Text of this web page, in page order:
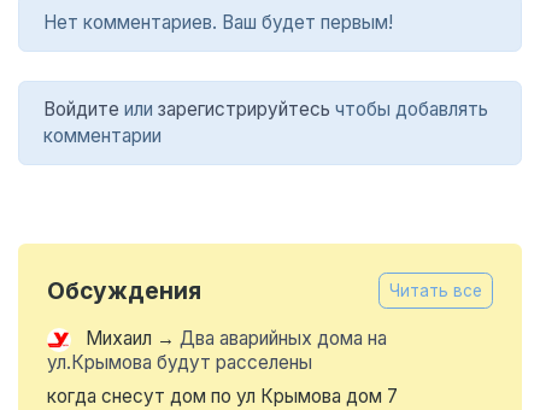
Нет комментариев. Ваш будет первым!
Войдите или зарегистрируйтесь чтобы добавлять
комментарии
Обсуждения Читать все
Михаил → Два аварийных дома на
ул.Крымова будут расселены
когда снесут дом по ул Крымова дом 7